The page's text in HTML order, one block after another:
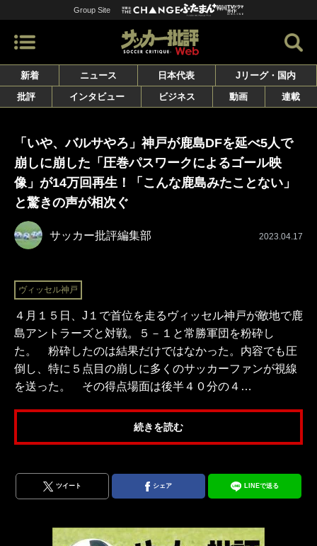
Group Site
新着 ニュース 日本代表
Jリーグ・国内
批評
インタビュー ビジネス 動画 連載
「いや、バルサやろ」神戸が鹿島DFを延べ5人で
崩しに崩した「圧巻パスワークによるゴール映
像」が14万回再生！「こんな鹿島みたことない」
と驚きの声が相次ぐ
サッカー批評編集部 2023.04.17
ヴィッセル神戸
４月１５日、J１で首位を走るヴィッセル神戸が敵地で鹿
島アントラーズと対戦。５－１と常勝軍団を粉砕し
た。 粉砕したのは結果だけではなかった。内容でも圧
倒し、特に５点目の崩しに多くのサッカーファンが視線
を送った。 その得点場面は後半４０分の４…
続きを読む
ツイート シェア LINEで送る